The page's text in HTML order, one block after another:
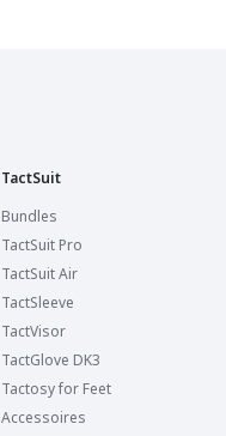
TactSuit
Bundles
TactSuit Pro
TactSuit Air
TactSleeve
TactVisor
TactGlove DK3
Tactosy for Feet
Accessoires